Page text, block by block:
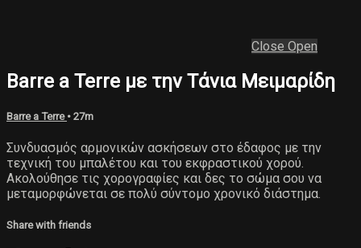
Close Open
Barre a Terre με την Τάνια Μειμαρίδη
Barre a Terre • 27m
Συνδυασμός αρμονικών ασκήσεων στο έδαφος με την
τεχνική του μπαλέτου και του εκφραστικού χορού.
Ακολούθησε τις χορογραφίες και δες το σώμα σου να
μεταμορφώνεται σε πολύ σύντομο χρονικό διάστημα.
Share with friends